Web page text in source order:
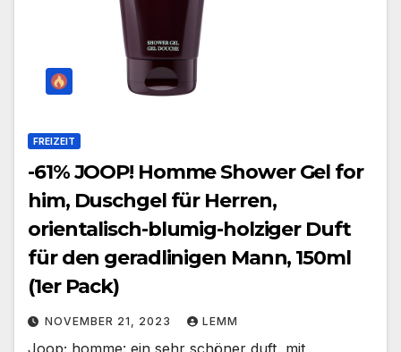
FREIZEIT
-61% JOOP! Homme Shower Gel for
him, Duschgel für Herren,
orientalisch-blumig-holziger Duft
für den geradlinigen Mann, 150ml
(1er Pack)
NOVEMBER 21, 2023 LEMM
Joop; homme: ein sehr schöner duft, mit